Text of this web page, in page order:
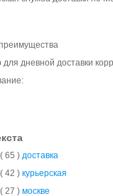
для дневной доставки
65 ) доставка
42 ) курьерская
27 ) москве